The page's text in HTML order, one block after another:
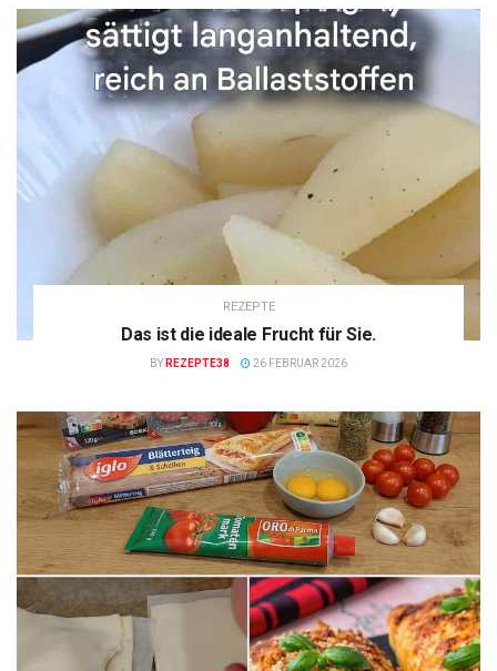
REZEPTE
Das ist die ideale Frucht für Sie.
BY REZEPTE38 26 FEBRUAR 2026